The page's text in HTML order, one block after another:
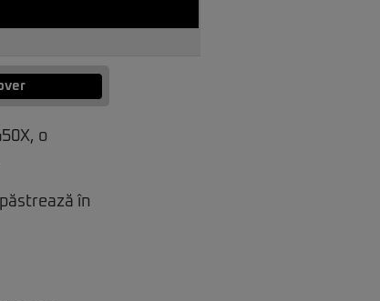
o
în